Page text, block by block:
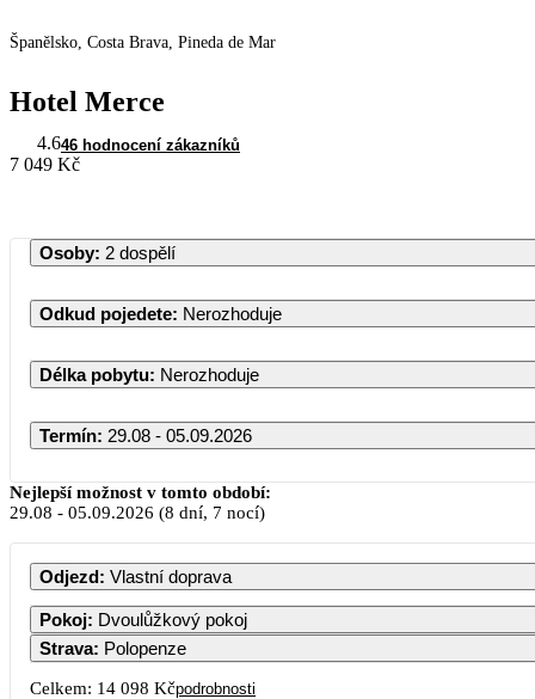
Španělsko, Costa Brava, Pineda de Mar
Hotel Merce
4.646 hodnocení zákazníků
7 049 Kč
Osoby: 2 dospělí
Odkud pojedete: Nerozhoduje
Délka pobytu: Nerozhoduje
Termín: 29.08 - 05.09.2026
Nejlepší možnost v tomto období:
29.08 - 05.09.2026 (8 dní, 7 nocí)
Odjezd: Vlastní doprava
Pokoj: Dvoulůžkový pokoj
Strava: Polopenze
Celkem: 14 098 Kčpodrobnosti